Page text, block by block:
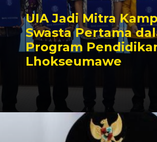
UIA Jadi Mitra
Swasta Pertama
Program
Lhokseumawe